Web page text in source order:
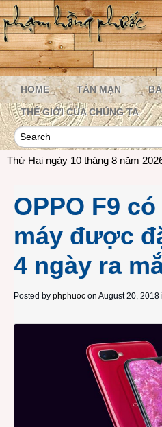
HOME TẢN MẠN
THẾ GIỚI CỦA CHÚNG TA
Thứ Hai ngày 10 tháng 8 năm
OPPO F9
máy được
4 ngày ra
Posted by phphuoc on August 20, 2018